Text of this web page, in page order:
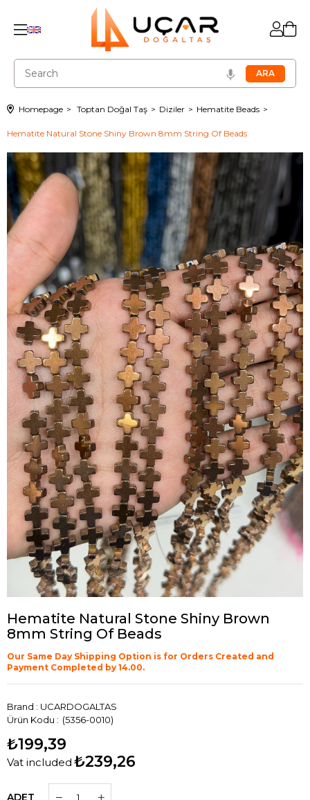
Homepage Toptan Doğal Taş Diziler Hematite Beads
Hematite Natural Stone Shiny Brown 8mm String Of Beads
Hematite Natural Stone Shiny Brown
8mm String Of Beads
Our Same Day Shipping Option is for Orders Created and
Payment Completed by 14.00.
Brand : UCARDOGALTAS
(5356-0010)
₺199,39
Vat included ₺239,26
ADET